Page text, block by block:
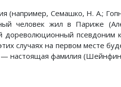
(например, Семашко, Н. А.;
человек жил в Париже
дореволюционный псевдоним
случаях на первом месте
— настоящая фамилия